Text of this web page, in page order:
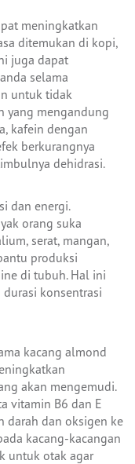
meningkatkan
ditemukan di kopi,
juga dapat
selama
untuk tidak
yang mengandung
kafein dengan
berkurangnya
dehidrasi.
dan energi.
orang suka
serat, mangan,
produksi
di tubuh. Hal ini
konsentrasi
kacang almond
akan mengemudi.
vitamin B6 dan E
darah dan oksigen ke
kacang-kacangan
untuk otak agar